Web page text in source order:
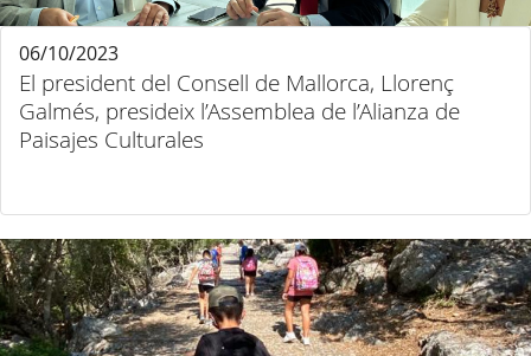
El president del Consell de Mallorca, Llorenç
Galmés, presideix l’Assemblea de l’Alianza de
Paisajes Culturales
06/10/2023